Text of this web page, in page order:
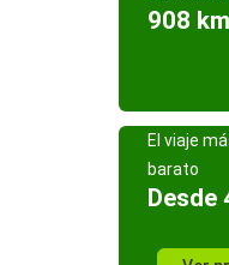
908 km
El viaje
barato
Desde